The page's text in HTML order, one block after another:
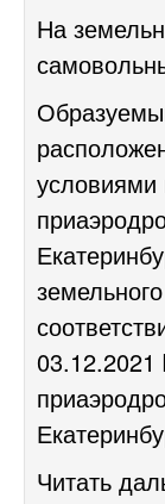
На
условиями
Читать